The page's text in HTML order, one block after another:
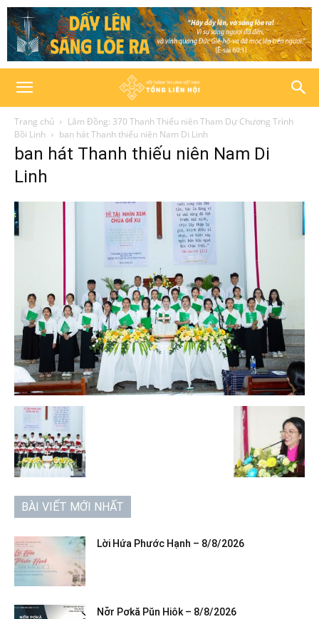
Trang chủ
Lâm Đồng: 370 Thanh Thiếu niên Tham Dự Chương Trình
Bồi Linh
ban hát Thanh thiếu niên Nam Di Linh
ban hát Thanh thiếu niên Nam Di
Linh
BÀI VIẾT MỚI NHẤT
Lời Hứa Phước Hạnh – 8/8/2026
Nơ̆r Pơkă Pŭn Hiôk – 8/8/2026